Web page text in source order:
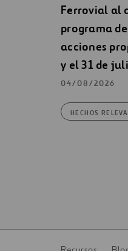
Ferrovial al
programa
acciones
y el 31 de
04/08/2026
HECHOS